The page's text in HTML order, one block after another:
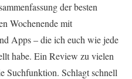
der besten
Wochenende mit
Apps – die ich euch wie jede
habe. Ein Review zu vielen
Suchfunktion. Schlagt schnell